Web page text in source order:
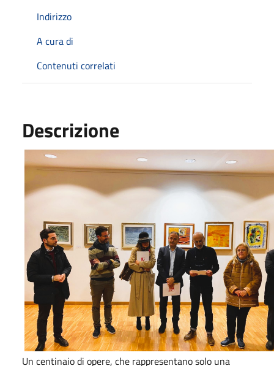
Indirizzo
A cura di
Contenuti correlati
Descrizione
Un centinaio di opere, che rappresentano solo una